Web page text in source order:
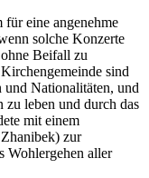
eine angenehme
solche Konzerte
Beifall zu
sind
und Nationalitäten, und
zu leben und durch das
mit einem
zur
Wohlergehen aller